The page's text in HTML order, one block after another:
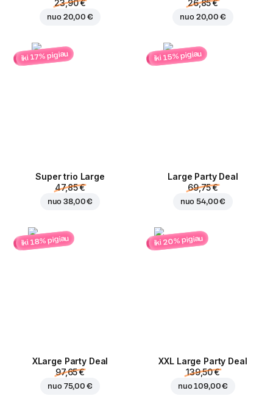
23,90 €
nuo 20,00 €
26,85 €
nuo 20,00 €
iki 17% pigiau
Super trio Large
47,85 €
nuo38,00 €
iki 15% pigiau
Large Party Deal
69,75 €
nuo54,00 €
iki 18% pigiau
ХLarge Party Deal
97,65 €
nuo 75,00 €
iki 20% pigiau
XXL Large Party Deal
139,50 €
nuo109,00 €